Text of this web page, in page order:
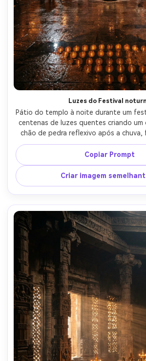
Luzes do Festival
Pátio do templo à noite durante um
centenas de luzes quentes criando um
chão de pedra reflexivo após a chuva,
incenso, desabafamento de luz
tirado em Canon EOS R5, 35mm, f/1.8,
cinematográfico
Copiar Prompt
Criar imagem